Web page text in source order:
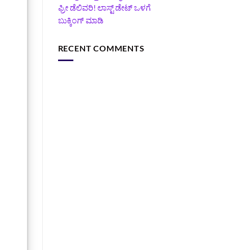
ಫ್ರೀ ಡೆಲಿವರಿ! ಲಾಸ್ಟ್‌ ಡೇಟ್‌ ಒಳಗೆ
ಬುಕ್ಕಿಂಗ್‌ ಮಾಡಿ
RECENT COMMENTS